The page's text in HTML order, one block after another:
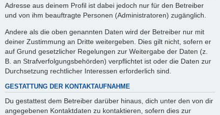
Adresse aus deinem Profil ist dabei jedoch nur für den Betreiber
und von ihm beauftragte Personen (Administratoren) zugänglich.
Andere als die oben genannten Daten wird der Betreiber nur mit
deiner Zustimmung an Dritte weitergeben. Dies gilt nicht, sofern er
auf Grund gesetzlicher Regelungen zur Weitergabe der Daten (z.
B. an Strafverfolgungsbehörden) verpflichtet ist oder die Daten zur
Durchsetzung rechtlicher Interessen erforderlich sind.
GESTATTUNG DER KONTAKTAUFNAHME
Du gestattest dem Betreiber darüber hinaus, dich unter den von dir
angegebenen Kontaktdaten zu kontaktieren, sofern dies zur